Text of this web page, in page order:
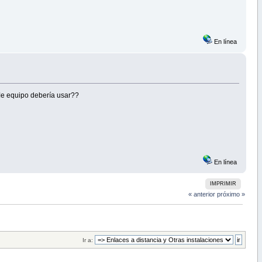
En línea
equipo debería usar??
En línea
IMPRIMIR
« anterior próximo »
Ir a: